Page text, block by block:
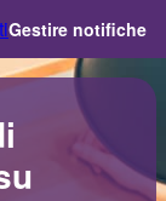
Gestire notifiche